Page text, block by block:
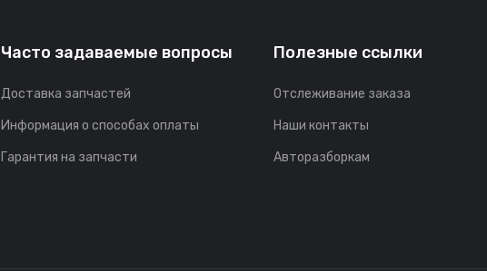
Часто задаваемые вопросы
Доставка запчастей
Информация о способах оплаты
Гарантия на запчасти
Полезные ссылки
Отслеживание заказа
Наши контакты
Авторазборкам